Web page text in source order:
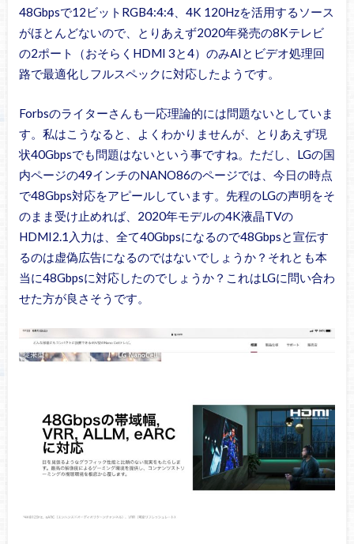
48Gbpsで12ビットRGB4:4:4、4K 120Hzを活用するソース
がほとんどないので、とりあえず2020年発売の8Kテレビ
の2ポート（おそらくHDMI 3と4）のみAIとビデオ処理回
路で最適化しフルスペックに対応したようです。
Forbsのライターさんも一応理論的には問題ないとしていま
す。私はこうなると、よくわかりませんが、とりあえず現
状40Gbpsでも問題はないという事ですね。ただし、LGの国
内ページの49インチのNANO86のページでは、今日の時点
で48Gbps対応をアピールしています。先程のLGの声明をそ
のまま受け止めれば、2020年モデルの4K液晶TVの
HDMI2.1入力は、全て40Gbpsになるので48Gbpsと宣伝す
るのは虚偽広告になるのではないでしょうか？それとも本
当に48Gbpsに対応したのでしょうか？これはLGに問い合わ
せた方が良さそうです。